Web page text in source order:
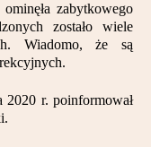
zabytkowego
zostało wiele
Wiadomo, że są
r. poinformował